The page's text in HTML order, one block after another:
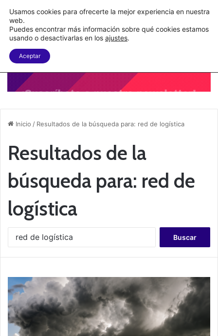
C&A México completa la implementación de su WMS en la nube
Menu
Inicio / Resultados de la búsqueda para: red de logística
Resultados de la
búsqueda para: red de
logística
:
Usamos cookies para ofrecerte la mejor experiencia en nuestra
web.
Puedes encontrar más información sobre qué cookies estamos
usando o desactivarlas en los ajustes.
Aceptar